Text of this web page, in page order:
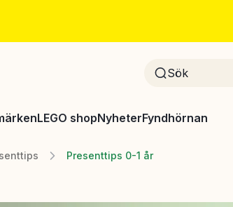
LEGO shopNyheterFyndhörnan
Presenttips 0-1 år